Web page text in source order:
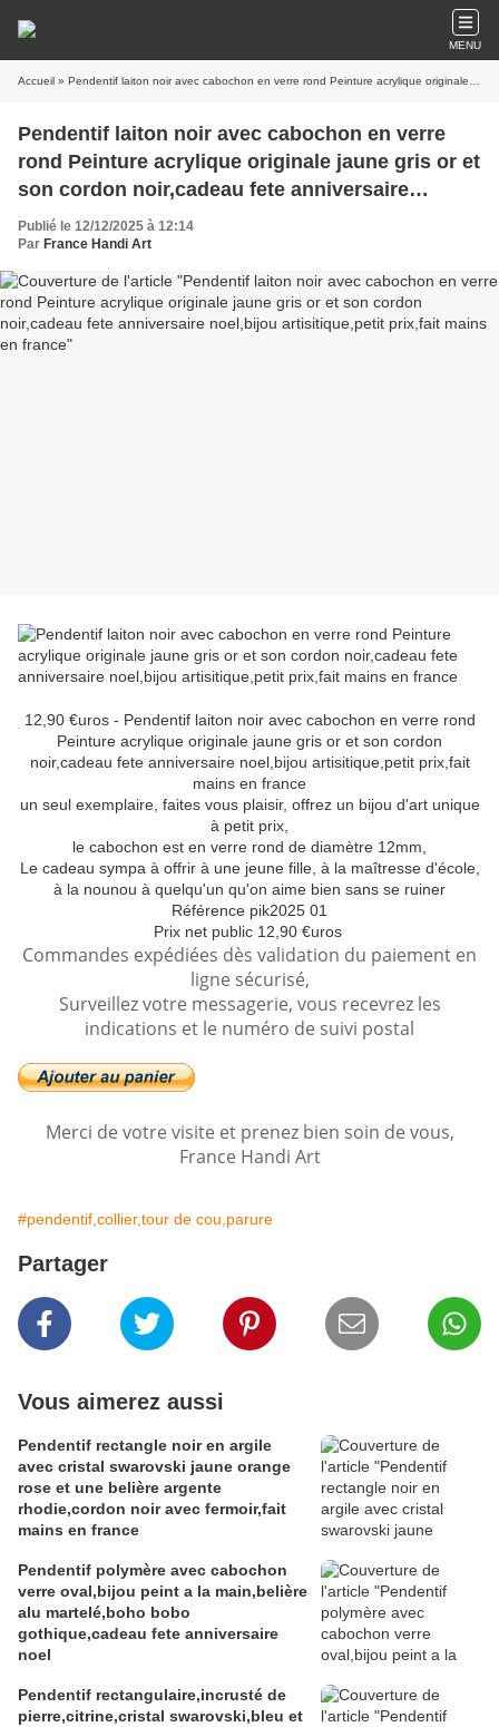
MENU
Accueil » Pendentif laiton noir avec cabochon en verre rond Peinture acrylique originale jaune gris or et son cordon noir,cadeau fete anniversaire noel,bijou artisitique,petit prix,fait mains en france
Pendentif laiton noir avec cabochon en verre
rond Peinture acrylique originale jaune gris or et
son cordon noir,cadeau fete anniversaire
noel,bijou artisitique,petit prix,fait mains en
france
Publié le 12/12/2025 à 12:14
Par France Handi Art
12,90 €uros - Pendentif laiton noir avec cabochon en verre rond
Peinture acrylique originale jaune gris or et son cordon
noir,cadeau fete anniversaire noel,bijou artisitique,petit prix,fait
mains en france
un seul exemplaire, faites vous plaisir, offrez un bijou d'art unique
à petit prix,
le cabochon est en verre rond de diamètre 12mm,
Le cadeau sympa à offrir à une jeune fille, à la maîtresse d'école,
à la nounou à quelqu'un qu'on aime bien sans se ruiner
Référence pik2025 01
Prix net public 12,90 €uros
Commandes expédiées dès validation du paiement en
ligne sécurisé,
Surveillez votre messagerie, vous recevrez les
indications et le numéro de suivi postal
Merci de votre visite et prenez bien soin de vous,
France Handi Art
#pendentif,collier,tour de cou,parure
Partager
Vous aimerez aussi
Pendentif rectangle noir en argile
avec cristal swarovski jaune orange
rose et une belière argente
rhodie,cordon noir avec fermoir,fait
mains en france
Pendentif polymère avec cabochon
verre oval,bijou peint a la main,belière
alu martelé,boho bobo
gothique,cadeau fete anniversaire
noel
Pendentif rectangulaire,incrusté de
pierre,citrine,cristal swarovski,bleu et